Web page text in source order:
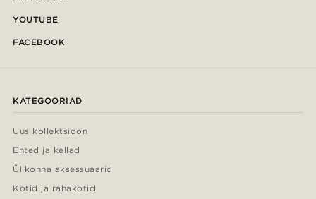
YOUTUBE
FACEBOOK
KATEGOORIAD
Uus kollektsioon
Ehted ja kellad
Ülikonna aksessuaarid
Kotid ja rahakotid